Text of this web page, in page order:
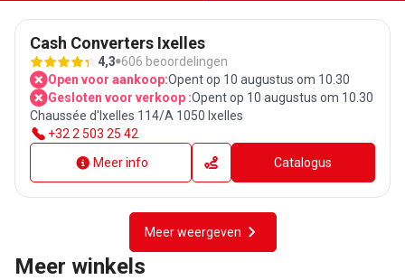
Cash Converters Ixelles
4,3 606 beoordelingen
Open voor aankoop:Opent op 10 augustus om 10.30
Gesloten voor verkoop :Opent op 10 augustus om 10.30
Chaussée d'Ixelles 114/A 1050 Ixelles
+32 2 503 25 42
Meer info
Catalogus
Meer weergeven
Meer winkels